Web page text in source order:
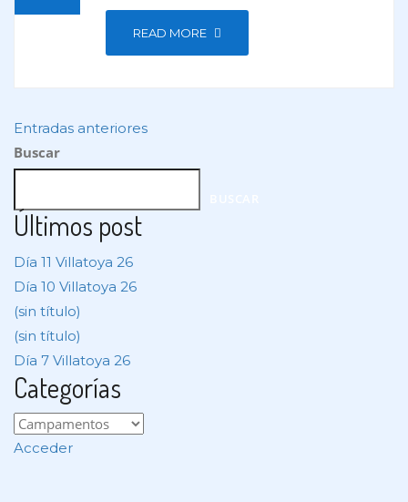
READ MORE
Entradas anteriores
Buscar
Últimos post
Día 11 Villatoya 26
Día 10 Villatoya 26
(sin título)
(sin título)
Día 7 Villatoya 26
Categorías
Acceder